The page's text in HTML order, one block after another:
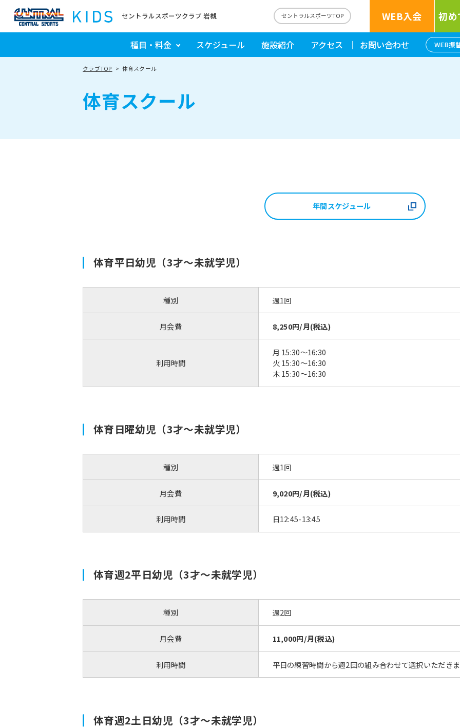
セントラルスポーツクラブ 岩槻 セントラルスポーツTOP WEB入会 初
種目・料金 スケジュール 施設紹介 アクセス お問い合わせ WEB振
クラブTOP 体育スクール
体育スクール
年間スケジュール
体育平日幼児（3才～未就学児）
種別 週1回
月会費 8,250円/月(税込)
利用時間
月 15:30～16:30
火 15:30～16:30
木 15:30～16:30
体育日曜幼児（3才～未就学児）
種別 週1回
月会費 9,020円/月(税込)
利用時間 日12:45-13:45
体育週2平日幼児（3才～未就学児）
種別 週2回
月会費 11,000円/月(税込)
利用時間 平日の練習時間から週2回の組み合わせて選択いただき
体育週2土日幼児（3才～未就学児）